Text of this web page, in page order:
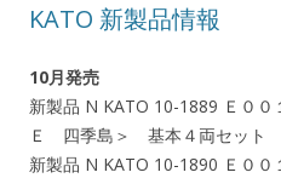
KATO 新製品情報
10月発売
新製品 N KATO 10-1889 Ｅ０
Ｅ 四季島＞ 基本４両セット
新製品 N KATO 10-1890 Ｅ０